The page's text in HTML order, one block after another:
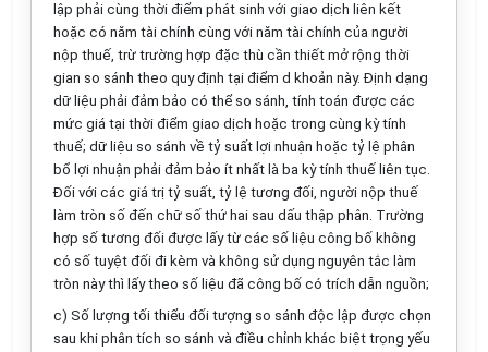
lập phải cùng thời điểm phát sinh với giao dịch liên kết
hoặc có năm tài chính cùng với năm tài chính của người
nộp thuế, trừ trường hợp đặc thù cần thiết mở rộng thời
gian so sánh theo quy định tại điểm d khoản này. Định dạng
dữ liệu phải đảm bảo có thể so sánh, tính toán được các
mức giá tại thời điểm giao dịch hoặc trong cùng kỳ tính
thuế; dữ liệu so sánh về tỷ suất lợi nhuận hoặc tỷ lệ phân
bổ lợi nhuận phải đảm bảo ít nhất là ba kỳ tính thuế liên tục.
Đối với các giá trị tỷ suất, tỷ lệ tương đối, người nộp thuế
làm tròn số đến chữ số thứ hai sau dấu thập phân. Trường
hợp số tương đối được lấy từ các số liệu công bố không
có số tuyệt đối đi kèm và không sử dụng nguyên tắc làm
tròn này thì lấy theo số liệu đã công bố có trích dẫn nguồn;
c) Số ượng tối thiểu đối tượng so sánh độc lập được chọn
sau khi phân tích so sánh và điều chỉnh khác biệt trọng yếu